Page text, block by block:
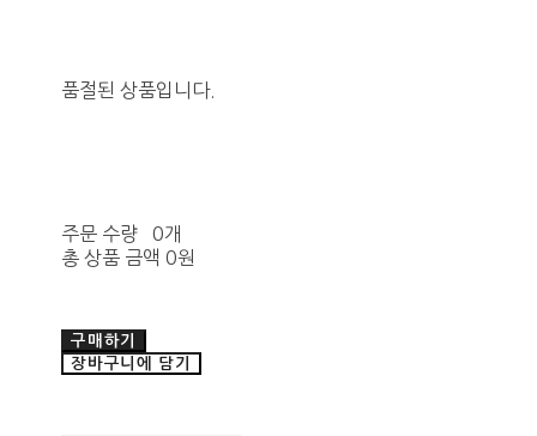
품절된 상품입니다.
주문 수량
0개
총 상품 금액 0원
구매하기
장바구니에 담기